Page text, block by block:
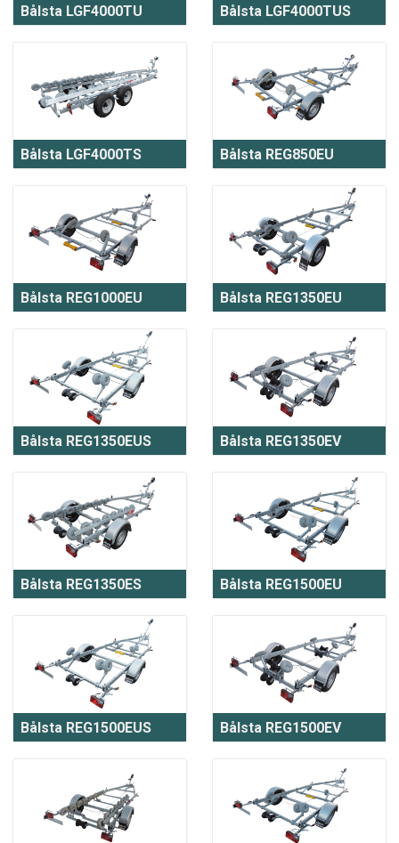
Bålsta LGF4000TU Bålsta LGF4000TUS
Bålsta LGF4000TS Bålsta REG850EU
Bålsta REG1000EU Bålsta REG1350EU
Bålsta REG1350EUS Bålsta REG1350EV
Bålsta REG1350ES Bålsta REG1500EU
Bålsta REG1500EUS Bålsta REG1500EV